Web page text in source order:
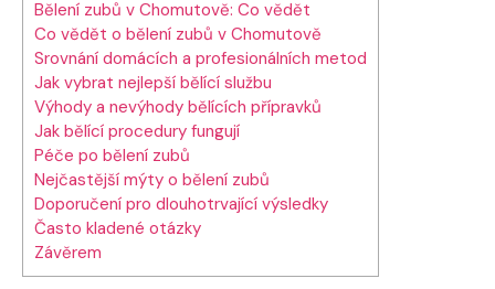
Bělení zubů v Chomutově: Co vědět
Co vědět o bělení zubů v Chomutově
Srovnání domácích a profesionálních metod
Jak vybrat nejlepší bělící službu
Výhody a nevýhody bělících přípravků
Jak bělící procedury fungují
Péče po bělení zubů
Nejčastější mýty o bělení zubů
Doporučení pro dlouhotrvající výsledky
Často kladené otázky
Závěrem